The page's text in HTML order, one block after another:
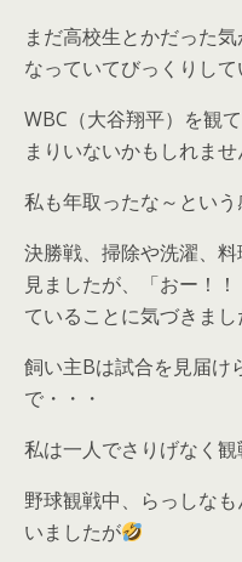
まだ高校生とかだった
なっていてびっくりし
WBC（大谷翔平）を観
まりいないかもしれませ
私も年取ったな～という
決勝戦、掃除や洗濯、
見ましたが、「おー！
ていることに気づきま
飼い主Bは試合を見届け
で・・・
私は一人でさりげなく観
野球観戦中、らっしな
いましたが